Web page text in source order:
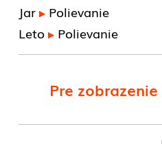
Jar
Polievanie
Leto
Polievanie
Pre